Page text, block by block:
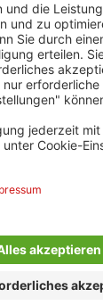
Angebote per E-
oder